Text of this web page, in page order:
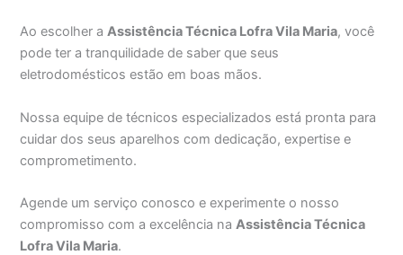
Ao escolher aAssistência Técnica Lofra Vila Maria, você
pode ter a tranquilidade de saber que seus
eletrodomésticos estão em boas mãos.
Nossa equipe de técnicos especializados está pronta para
cuidar dos seus aparelhos com dedicação, expertise e
comprometimento.
Agende um serviço conosco e experimente o nosso
compromisso com a excelência naAssistência Técnica
Lofra Vila Maria.